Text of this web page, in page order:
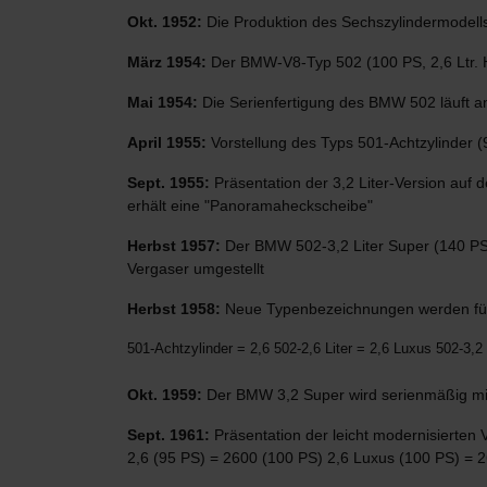
Okt. 1952: Die Produktion des
März 1954: Der BMW-V8-Typ 502 (100 PS, 2,6
Mai 1954: Die Serienfertigung des BMW 502 läuft
April 1955: Vorstellung des Typs 501-Achtzylinder
Sept. 1955: Präsentation der 3,2 Liter-Version auf
erhält eine "Panoramaheckscheibe"
Herbst 1957: Der BMW 502-3,2 Liter Super (140
Vergaser umgestellt
Herbst 1958: Neue Typenbezeichnungen werden
501-Achtzylinder = 2,6 502-2,6 Liter = 2,6 Luxus 502-
Okt. 1959: Der BMW 3,2 Super wird serienmäßig
Sept. 1961: Präsentation der leicht modernisierten
2,6 (95 PS) = 2600 (100 PS) 2,6 Luxus (100 PS) =